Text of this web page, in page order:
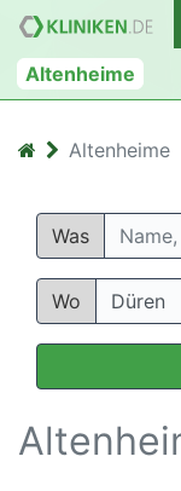
Altenheime
Altenheime
Was
Wo